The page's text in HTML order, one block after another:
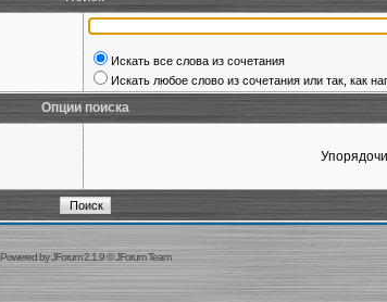
Искать все слова из сочетания
Искать любое слово из сочетания или так, как
Опции поиска
Powered byJForum 2.1.9©JForum Team